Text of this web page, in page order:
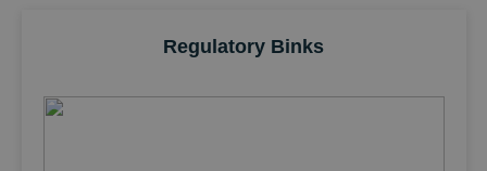
Regulatory Binks